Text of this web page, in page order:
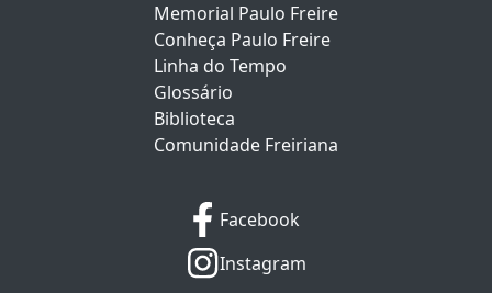
Memorial Paulo Freire
Conheça Paulo Freire
Linha do Tempo
Glossário
Biblioteca
Comunidade Freiriana
Facebook
Instagram